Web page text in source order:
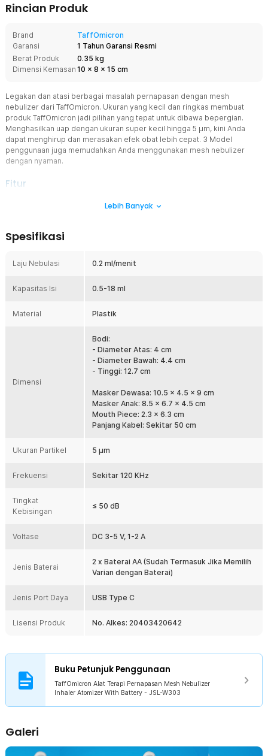
Rincian Produk
Brand
TaffOmicron
Garansi
1 Tahun Garansi Resmi
Berat Produk
0.35 kg
Dimensi Kemasan 10 x 8 x 15 cm
Legakan dan atasi berbagai masalah pernapasan dengan mesh
nebulizer dari TaffOmicron. Ukuran yang kecil dan ringkas membuat
produk TaffOmicron jadi pilihan yang tepat untuk dibawa bepergian.
Menghasilkan uap dengan ukuran super kecil hingga 5 μm, kini Anda
dapat menghirup dan merasakan efek obat lebih cepat. 3 Model
penggunaan juga memudahkan Anda menggunakan mesh nebulizer
dengan nyaman.
Fitur
Teknologi Mesh Uap Halus 5 µm
membantu obat terserap lebih cepat dan merata. Hal ini membuat
penggunaan rutin maupun kondisi darurat.
Dibanding seri sebelumnya, nebulizer ini memiliki kapasitas lebih
cocok untuk terapi intensif di rumah. Menghemat waktu dan lebih
Operasi Senyap & Nyaman
Dilengkapi teknologi low noise dengan tingkat kebisingan ≤ 50 dB.
Tidak mengganggu saat digunakan di malam hari. Aman dan nyaman
untuk anak-anak. Memberikan pengalaman terapi yang lebih
Desain Portable & Mudah Dibawa
Ukuran yang ringkas membuat alat ini mudah disimpan di tas. Cocok
untuk traveling maupun aktivitas sehari-hari. Tetap bisa melakukan
bagi pengguna aktif.
menggunakan baterai AA atau baterai rechargeable.
charger eksternal untuk mengisi ulang daya baterai)
Kelengkapan Produk
1 x TaffOmicron Alat Terapi Pernapasan Mesh Nebulizer Inhaler
1 x Masker Aerosol Dewasa
1 x Kabel USB Type C
1 x Panduan Penggunaan
Lebih Banyak
Spesifikasi
Laju Nebulasi 0.2 ml/menit
Kapasitas Isi 0.5-18 ml
Material Plastik
Dimensi
Bodi:
- Diameter Atas: 4 cm
- Diameter Bawah: 4.4 cm
- Tinggi: 12.7 cm
Masker Dewasa: 10.5 x 4.5 x 9 cm
Masker Anak: 8.5 x 6.7 x 4.5 cm
Mouth Piece: 2.3 x 6.3 cm
Panjang Kabel: Sekitar 50 cm
Ukuran Partikel 5 μm
Frekuensi Sekitar 120 KHz
Tingkat
Kebisingan
≤ 50 dB
Voltase DC 3-5 V, 1-2 A
Jenis Baterai
2 x Baterai AA (Sudah Termasuk Jika Memilih
Varian dengan Baterai)
Jenis Port Daya USB Type C
Lisensi Produk No. Alkes: 20403420642
Buku Petunjuk Penggunaan
TaffOmicron Alat Terapi Pernapasan Mesh Nebulizer
Inhaler Atomizer With Battery - JSL-W303
Galeri